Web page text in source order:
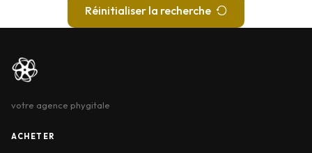
Réinitialiser la recherche
votre agence phygitale
ACHETER